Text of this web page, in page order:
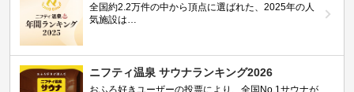
全国約2.2万件の中から頂点に選ばれた、2025年の人
気施設は…
ニフティ温泉 サウナランキング2026
おふろ好きユーザーの投票により、全国No.1サウナが